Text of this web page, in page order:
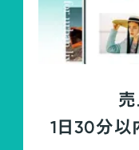
1日30分以